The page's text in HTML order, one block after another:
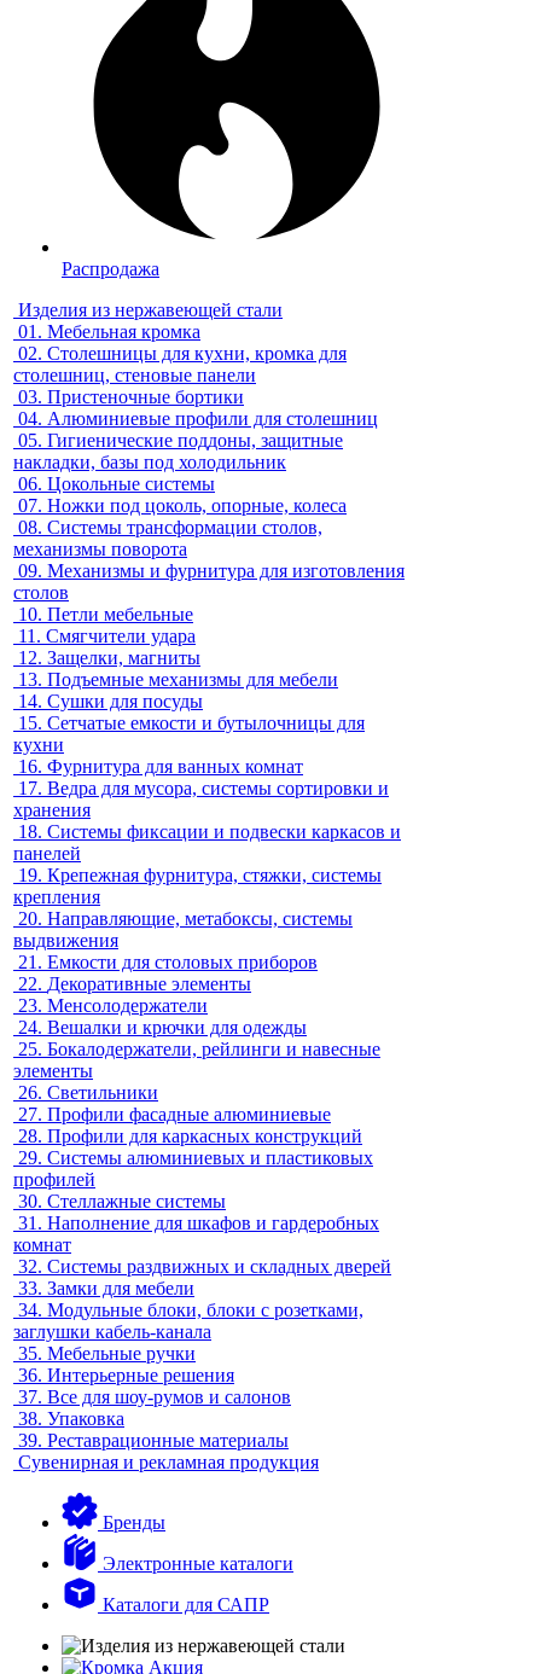
Распродажа
Изделия из нержавеющей стали
01. Мебельная кромка
02. Столешницы для кухни, кромка для
столешниц, стеновые панели
03. Пристеночные бортики
04. Алюминиевые профили для столешниц
05. Гигиенические поддоны, защитные
накладки, базы под холодильник
06. Цокольные системы
07. Ножки под цоколь, опорные, колеса
08. Системы трансформации столов,
механизмы поворота
09. Механизмы и фурнитура для изготовления
столов
10. Петли мебельные
11. Смягчители удара
12. Защелки, магниты
13. Подъемные механизмы для мебели
14. Сушки для посуды
15. Сетчатые емкости и бутылочницы для
кухни
16. Фурнитура для ванных комнат
17. Ведра для мусора, системы сортировки и
хранения
18. Системы фиксации и подвески каркасов и
панелей
19. Крепежная фурнитура, стяжки, системы
крепления
20. Направляющие, метабоксы, системы
выдвижения
21. Емкости для столовых приборов
22. Декоративные элементы
23. Менсолодержатели
24. Вешалки и крючки для одежды
25. Бокалодержатели, рейлинги и навесные
элементы
26. Светильники
27. Профили фасадные алюминиевые
28. Профили для каркасных конструкций
29. Системы алюминиевых и пластиковых
профилей
30. Стеллажные системы
31. Наполнение для шкафов и гардеробных
комнат
32. Системы раздвижных и складных дверей
33. Замки для мебели
34. Модульные блоки, блоки с розетками,
заглушки кабель-канала
35. Мебельные ручки
36. Интерьерные решения
37. Все для шоу-румов и салонов
38. Упаковка
39. Реставрационные материалы
Сувенирная и рекламная продукция
Бренды
Электронные каталоги
Каталоги для САПР